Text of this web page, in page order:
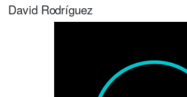
David Rodríguez